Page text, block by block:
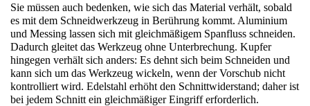
Sie müssen auch bedenken, wie sich das Material verhält, sobald
es mit dem Schneidwerkzeug in Berührung kommt. Aluminium
und Messing lassen sich mit gleichmäßigem Spanfluss schneiden.
Dadurch gleitet das Werkzeug ohne Unterbrechung. Kupfer
hingegen verhält sich anders: Es dehnt sich beim Schneiden und
kann sich um das Werkzeug wickeln, wenn der Vorschub nicht
kontrolliert wird. Edelstahl erhöht den Schnittwiderstand; daher ist
bei jedem Schnitt ein gleichmäßiger Eingriff erforderlich.